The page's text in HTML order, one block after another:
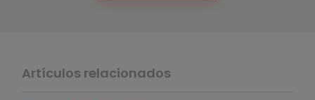
Artículos relacionados